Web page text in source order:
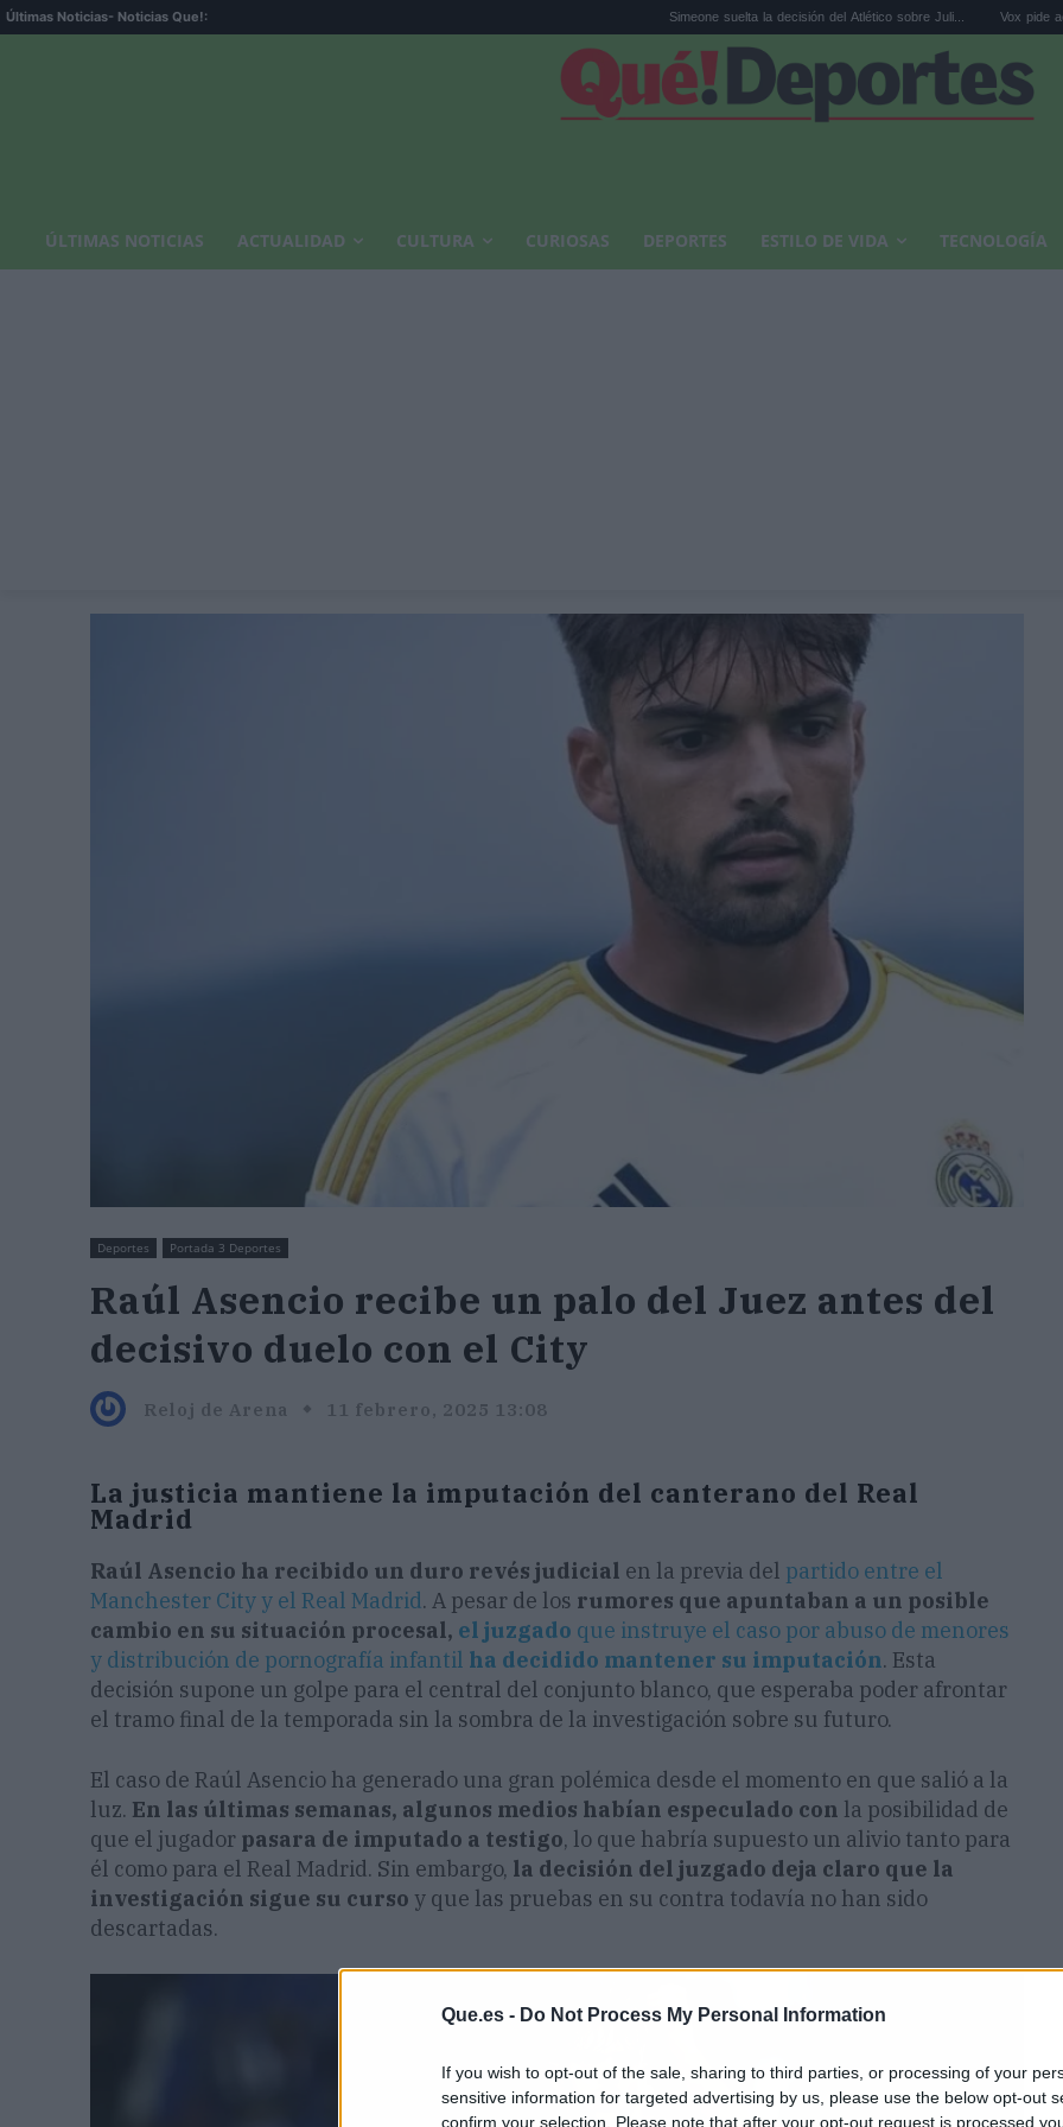
Que.es - Do Not Process My Personal Information
If you wish to opt-out of the sale, sharing to third parties, or processing of your
sensitive information for targeted advertising by us, please use the below opt-out
confirm your selection. Please note that after your opt-out request is processed
Últimas Noticias- Noticias Que!: Simeone suelta la decisión del Atlético sobre Juli... Vox pide activar el
ÚLTIMAS NOTICIAS ACTUALIDAD CULTURA CURIOSAS DEPORTES ESTILO DE VIDA TECNOLOGÍA
Deportes Portada 3 Deportes
Raúl Asencio recibe un palo del Juez antes del
decisivo duelo con el City
Reloj de Arena 11 febrero, 2025 13:08
La justicia mantiene la imputación del canterano del Real
Madrid
Raúl Asencio ha recibido un duro revés judicial en la previa del partido entre el
Manchester City y el Real Madrid. A pesar de los rumores que apuntaban a un posible
cambio en su situación procesal, el juzgado que instruye el caso por abuso de menores
y distribución de pornografía infantil ha decidido mantener su imputación. Esta
decisión supone un golpe para el central del conjunto blanco, que esperaba poder afrontar
el tramo final de la temporada sin la sombra de la investigación sobre su futuro.
El caso de Raúl Asencio ha generado una gran polémica desde el momento en que salió a la
luz. En las últimas semanas, algunos medios habían especulado con la posibilidad de
que el jugador pasara de imputado a testigo, lo que habría supuesto un alivio tanto para
él como para el Real Madrid. Sin embargo, la decisión del juzgado deja claro que la
investigación sigue su curso y que las pruebas en su contra todavía no han sido
descartadas.